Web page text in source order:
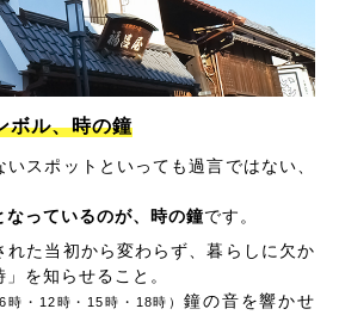
ボル、時の鐘
スポットといっても過言ではない、
なっているのが、時の鐘です。
れた当初から変わらず、暮らしに欠か
を知らせること。
6時・12時・15時・18時）鐘の音を響かせ